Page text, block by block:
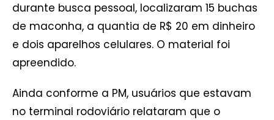
durante busca pessoal, localizaram 15 buchas
de maconha, a quantia de R$ 20 em dinheiro
e dois aparelhos celulares. O material foi
apreendido.
Ainda conforme a PM, usuários que estavam
no terminal rodoviário relataram que o